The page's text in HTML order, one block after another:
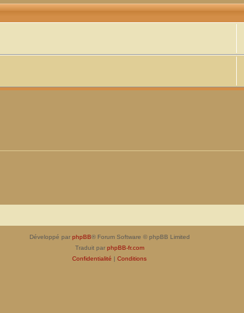
Développé par phpBB® Forum Software © phpBB Limited
Traduit par phpBB-fr.com
Confidentialité | Conditions